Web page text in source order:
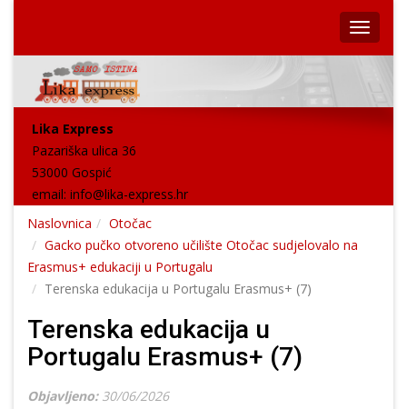
Lika Express
Pazariška ulica 36
53000 Gospić
email: info@lika-express.hr
Naslovnica
Otočac
Gacko pučko otvoreno učilište Otočac sudjelovalo na
Erasmus+ edukaciji u Portugalu
Terenska edukacija u Portugalu Erasmus+ (7)
Terenska edukacija u
Portugalu Erasmus+ (7)
Objavljeno: 30/06/2026